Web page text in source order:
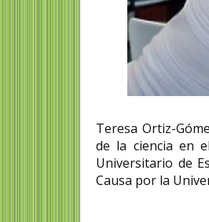
Teresa Ortiz-
de la ciencia en
Universitario de
Causa por la